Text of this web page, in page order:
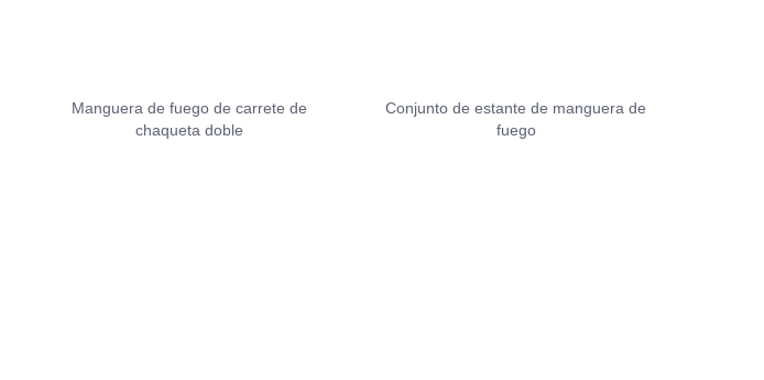
Manguera de fuego de carrete de
chaqueta doble
Conjunto de estante de manguera de
fuego